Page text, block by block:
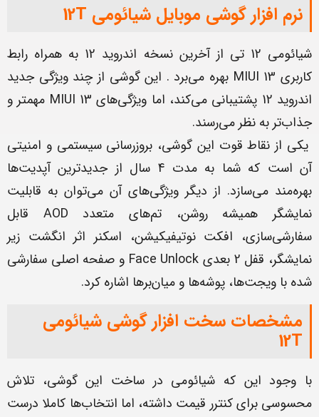
نرم افزار گوشی موبایل شیائومی 12T
شیائومی 12 تی از آخرین نسخه اندروید 12 به همراه رابط
کاربری MIUI 13 بهره می‌برد . این گوشی از چند ویژگی جدید
اندروید 12 پشتیبانی می‌کند، اما ویژگی‌های MIUI 13 مهمتر و
جذاب‌تر به نظر می‌رسند.
یکی از نقاط قوت این گوشی، بروزرسانی سیستمی و امنیتی
آن است که شما به مدت 4 سال از جدیدترین آپدیت‌ها
بهره‌مند می‌سازد. از دیگر ویژگی‌های آن می‌توان به قابلیت
نمایشگر همیشه روشن، تم‌های متعدد AOD قابل
سفارشی‌سازی، افکت نوتیفیکیشن، اسکنر اثر انگشت زیر
نمایشگر، قفل 2 بعدی Face Unlock و صفحه اصلی سفارشی
شده با ویجت‌ها، پوشه‌ها و میان‌برها اشاره کرد.
مشخصات سخت افزار گوشی شیائومی
12T
با وجود این که شیائومی در ساخت این گوشی، تلاش
محسوسی برای کنترر قیمت داشته، اما انتخاب‌ها کاملا درست